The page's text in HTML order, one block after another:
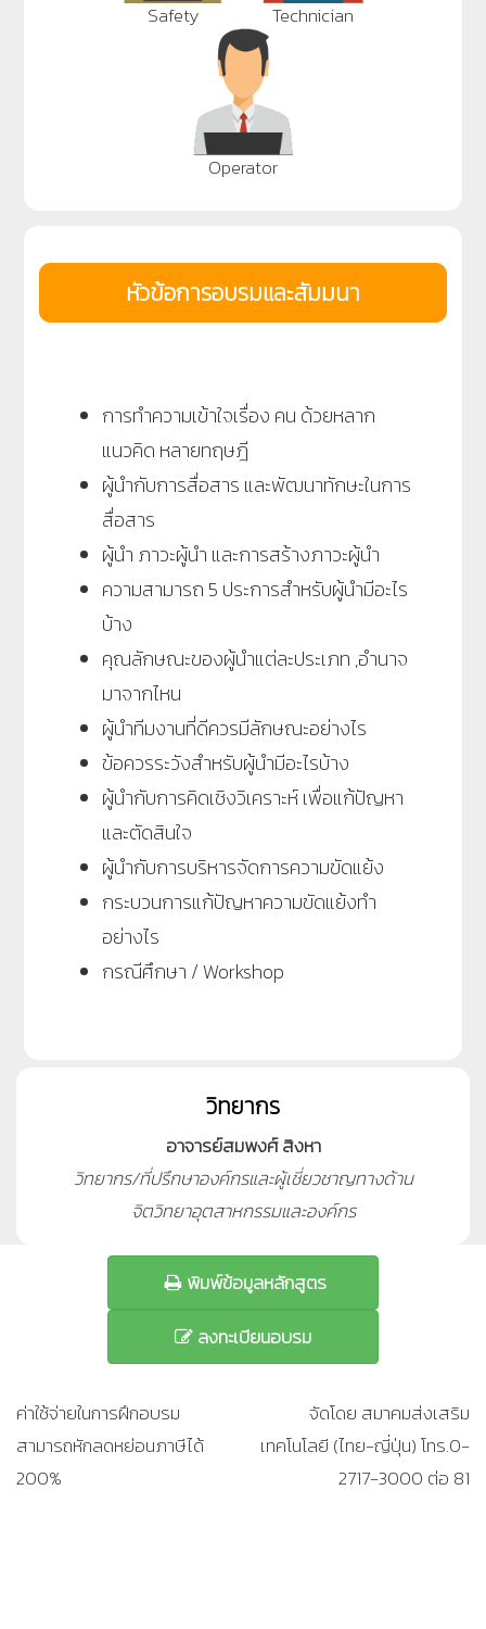
Safety Technician
Operator
หัวข้อการอบรมและสัมมนา
การทำความเข้าใจเรื่อง คน ด้วยหลาก
แนวคิด หลายทฤษฎี
ผู้นำกับการสื่อสาร และพัฒนาทักษะในการ
สื่อสาร
ผู้นำ ภาวะผู้นำ และการสร้างภาวะผู้นำ
ความสามารถ 5 ประการสำหรับผู้นำมีอะไร
บ้าง
คุณลักษณะของผู้นำแต่ละประเภท ,อำนาจ
มาจากไหน
ผู้นำทีมงานที่ดีควรมีลักษณะอย่างไร
ข้อควรระวังสำหรับผู้นำมีอะไรบ้าง
ผู้นำกับการคิดเชิงวิเคราะห์ เพื่อแก้ปัญหา
และตัดสินใจ
ผู้นำกับการบริหารจัดการความขัดแย้ง
กระบวนการแก้ปัญหาความขัดแย้งทำ
อย่างไร
กรณีศึกษา / Workshop
วิทยากร
อาจารย์สมพงศ์ สิงหา
วิทยากร/ที่ปรึกษาองค์กรและผู้เชี่ยวชาญทางด้าน
จิตวิทยาอุตสาหกรรมและองค์กร
พิมพ์ข้อมูลหลักสูตร
ลงทะเบียนอบรม
ค่าใช้จ่ายในการฝึกอบรม
สามารถหักลดหย่อนภาษีได้
200%
จัดโดย สมาคมส่งเสริม
เทคโนโลยี (ไทย-ญี่ปุ่น) โทร.0-
2717-3000 ต่อ 81